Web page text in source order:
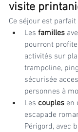
visite
Ce séjour est parfait
Les familles
pourront
activités sur
trampoline,
sécurisée
personnes à
Les couples en
escapade
Périgord, avec